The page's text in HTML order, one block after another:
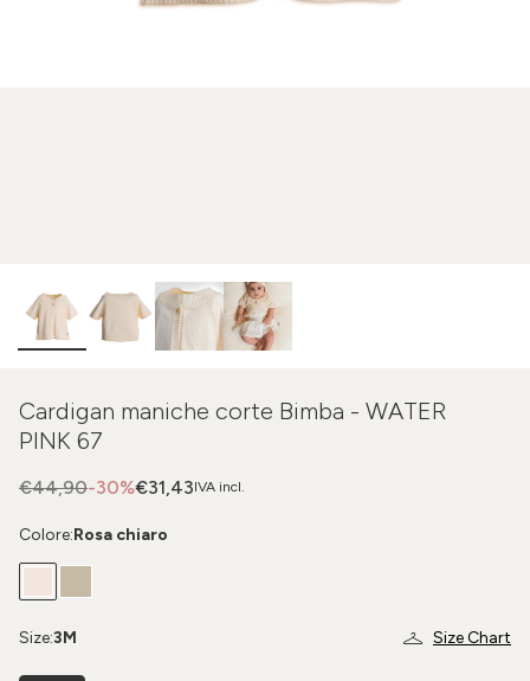
Cardigan maniche corte Bimba - WATER
PINK 67
IVA incl.
-30%
€44,90 €31,43
Colore:Rosa chiaro
Size Chart
Size:3M